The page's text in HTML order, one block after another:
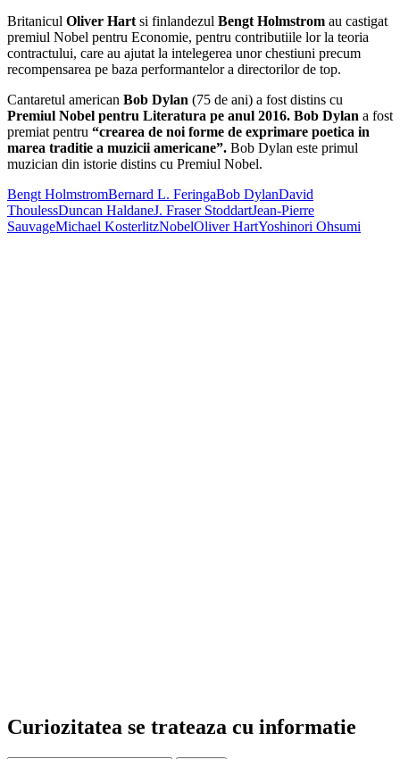
Britanicul Oliver Hart si finlandezul Bengt Holmstrom au castigat
premiul Nobel pentru Economie, pentru contributiile lor la teoria
contractului, care au ajutat la intelegerea unor chestiuni precum
recompensarea pe baza performantelor a directorilor de top.
Cantaretul american Bob Dylan (75 de ani) a fost distins cu
Premiul Nobel pentru Literatura pe anul 2016. Bob Dylan a fost
premiat pentru “crearea de noi forme de exprimare poetica in
marea traditie a muzicii americane”. Bob Dylan este primul
muzician din istorie distins cu Premiul Nobel.
Bengt HolmstromBernard L. FeringaBob DylanDavid
ThoulessDuncan HaldaneJ. Fraser StoddartJean-Pierre
SauvageMichael KosterlitzNobelOliver HartYoshinori Ohsumi
Curiozitatea se trateaza cu informatie